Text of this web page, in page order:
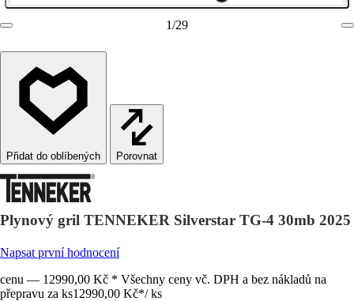
1/29
Porovnat
Plynový gril TENNEKER Silverstar TG-4 30mb 2025
Napsat první hodnocení
cenu — 12990,00 Kč * Všechny ceny vč. DPH a bez nákladů na
přepravu za ks12990,00 Kč*/ ks